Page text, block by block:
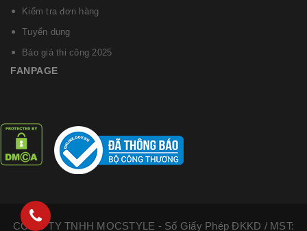
Kiểm tra đơn hàng
Tuyển dụng
Báo giá thi công 2025
FANPAGE
CÔNG TY TNHH MOCSTYLE - Số Giấy Phép ĐKKD / MST: